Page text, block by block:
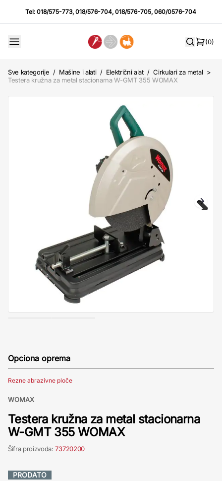
Tel:018/575-773,018/576-704,018/576-705,060/0576-704
(0)
Sve kategorije / Mašine i alati / Električni alat / Cirkulari za metal >
Testera kružna za metal stacionarna W-GMT 355 WOMAX
Opciona oprema
Rezne abrazivne ploče
WOMAX
Testera kružna za metal stacionarna
W-GMT 355 WOMAX
Šifra proizvoda:73720200
PRODATO